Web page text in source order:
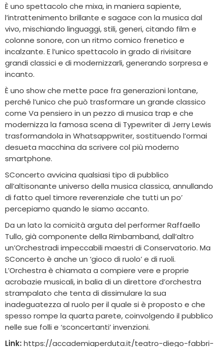
È uno spettacolo che mixa, in maniera sapiente,
l’intrattenimento brillante e sagace con la musica dal
vivo, mischiando linguaggi, stili, generi, citando film e
colonne sonore, con un ritmo comico frenetico e
incalzante. E l’unico spettacolo in grado di rivisitare
grandi classici e di modernizzarli, generando sorpresa e
incanto.
È uno show che mette pace fra generazioni lontane,
perché l’unico che può trasformare un grande classico
come Va pensiero in un pezzo di musica trap e che
modernizza la famosa scena di Typewriter di Jerry Lewis
trasformandola in Whatsappwriter, sostituendo l’ormai
desueta macchina da scrivere col più moderno
smartphone.
SConcerto avvicina qualsiasi tipo di pubblico
all’altisonante universo della musica classica, annullando
di fatto quel timore reverenziale che tutti un po’
percepiamo quando le siamo accanto.
Da un lato la comicità arguta del performer Raffaello
Tullo, già componente della Rimbamband, dall’altro
un’Orchestradi impeccabili maestri di Conservatorio. Ma
SConcerto è anche un ‘gioco di ruolo’ e di ruoli.
L’Orchestra è chiamata a compiere vere e proprie
acrobazie musicali, in balia di un direttore d’orchestra
strampalato che tenta di dissimulare la sua
inadeguatezza al ruolo per il quale si è proposto e che
spesso rompe la quarta parete, coinvolgendo il pubblico
nelle sue folli e ‘sconcertanti’ invenzioni.
Link: https://accademiaperduta.it/teatro-diego-fabbri-